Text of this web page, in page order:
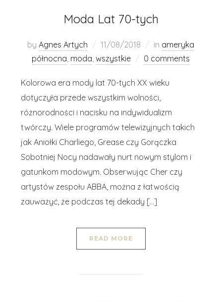
Moda Lat 70-tych
byAgnes Artych 11/08/2018 in ameryka
północna moda ,wszystkie 0 comments
Kolorowa era mody lat 70-tych XX wieku
dotyczyła przede wszystkim wolności,
różnorodności i nacisku na indywidualizm
twórczy. Wiele programów telewizyjnych takich
jak Aniołki Charliego, Grease czy Gorączka
Sobotniej Nocy nadawały nurt nowym stylom i
gatunkom modowym. Obserwując Cher czy
artystów zespołu ABBA, można z łatwością
zauważyć, że podczas tej dekady […]
READ MORE